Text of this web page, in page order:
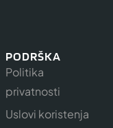
PODRŠKA
Politika
privatnosti
Uslovi koristenja